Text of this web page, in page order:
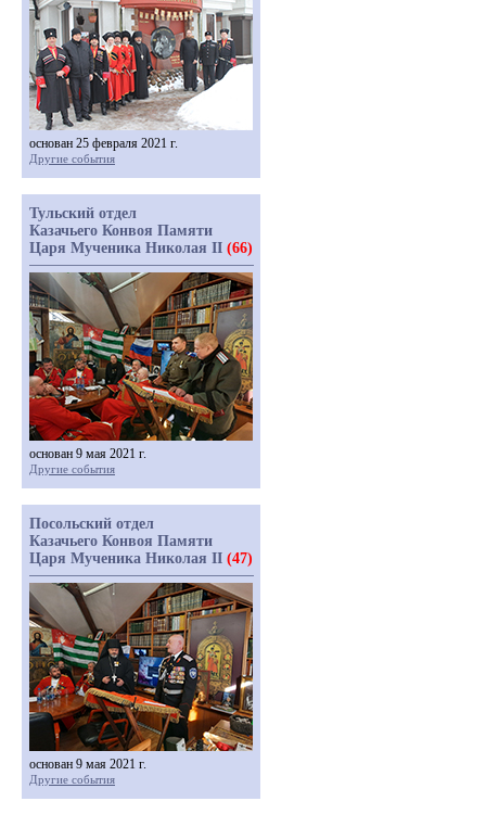
основан 25 февраля 2021 г.
Другие события
Тульский отдел
Казачьего Конвоя Памяти
Царя Мученика Николая II (66)
основан 9 мая 2021 г.
Другие события
Посольский отдел
Казачьего Конвоя Памяти
Царя Мученика Николая II (47)
основан 9 мая 2021 г.
Другие события